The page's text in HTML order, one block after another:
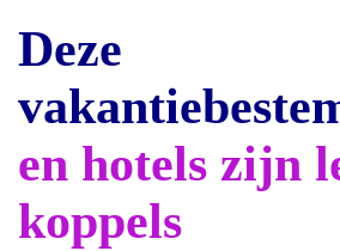
Deze
en hotels zijn
koppels